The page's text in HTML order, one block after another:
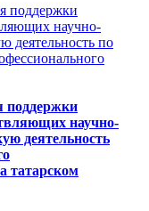
поддержки
научно-
деятельность
татарском